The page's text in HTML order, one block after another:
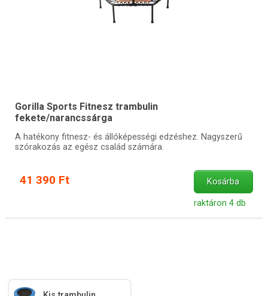
Gorilla Sports Fitnesz trambulin
fekete/narancssárga
A hatékony fitnesz- és állóképességi edzéshez. Nagyszerű
szórakozás az egész család számára.
41 390 Ft Kosárba
raktáron 4 db